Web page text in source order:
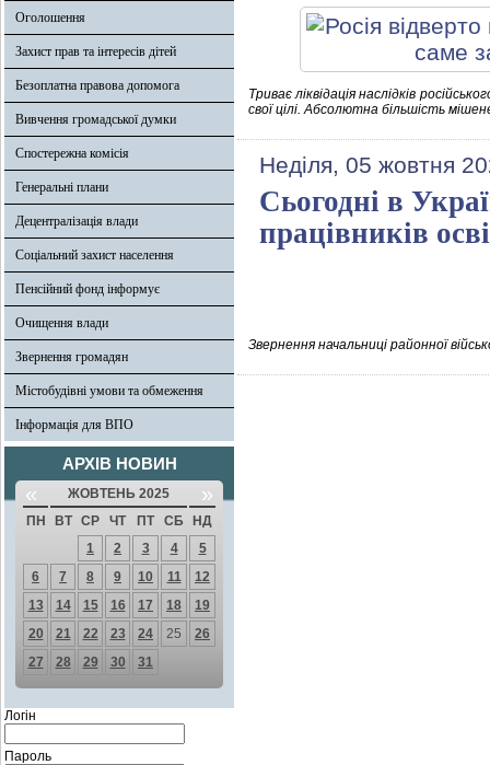
Оголошення
Захист прав та інтересів дітей
Безоплатна правова допомога
Вивчення громадської думки
Спостережна комісія
Генеральні плани
Децентралізація влади
Соціальний захист населення
Пенсійний фонд інформує
Очищення влади
Звернення громадян
Містобудівні умови та обмеження
Інформація для ВПО
АРХІВ НОВИН
« ЖОВТЕНЬ 2025 »
ПН ВТ СР ЧТ ПТ СБ
НД
1
2 3 4
5
6
7 8 9 10 11
12
13
14 15 16 17 18
19
20
21 22 23 24 25
26
27
28 29 30 31
Логін
Пароль
Триває ліквідація наслідків
свої цілі. Абсолютна більшість
Неділя, 05 жовтня
Сьогодні в
працівників
Звернення начальниці районної